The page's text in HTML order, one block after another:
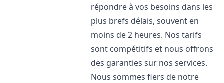
répondre à vos besoins dans les
plus brefs délais, souvent en
moins de 2 heures. Nos tarifs
sont compétitifs et nous offrons
des garanties sur nos services.
Nous sommes fiers de notre